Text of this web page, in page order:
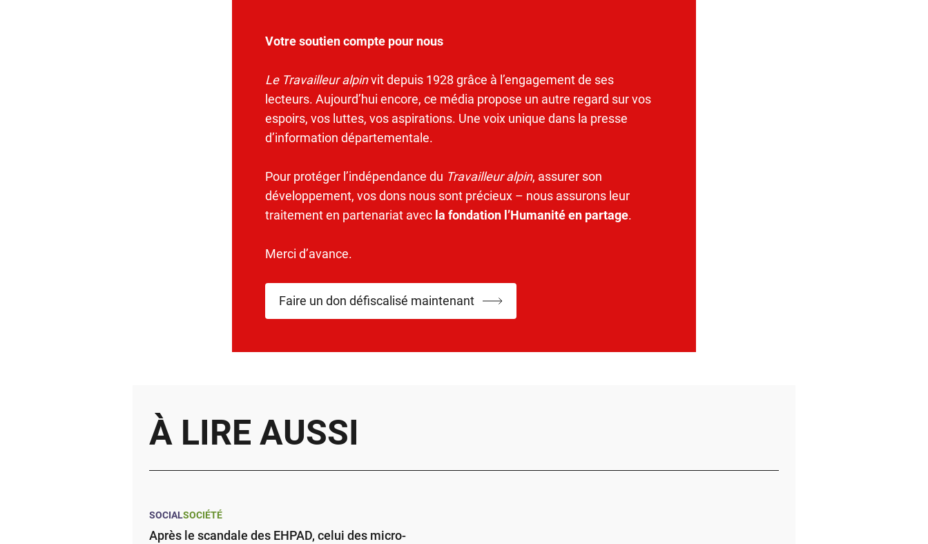
Votre soutien compte pour nous
Le Travailleur alpinvit depuis 1928 grâce à l’engagement de ses
lecteurs. Aujourd’hui encore, ce média propose un autre regard sur vos
espoirs, vos luttes, vos aspirations. Une voix unique dans la presse
d’information départementale.
Pour protéger l’indépendance du Travailleur alpin, assurer son
développement, vos dons nous sont précieux – nous assurons leur
traitement en partenariat avec la fondation l’Humanité en partage.
Merci d’avance.
Faire un don défiscalisé maintenant
À LIRE AUSSI
SOCIALSOCIÉTÉ
Après le scandale des EHPAD, celui des micro-